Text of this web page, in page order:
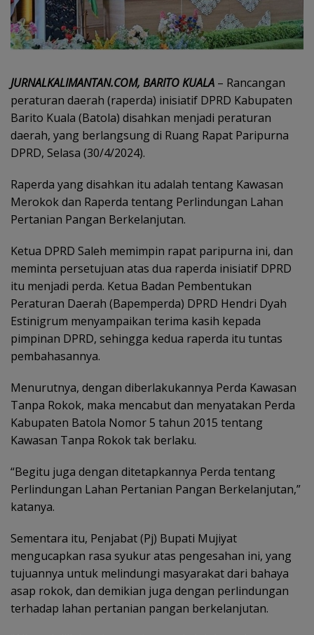
JURNALKALIMANTAN.COM, BARITO KUALA – Rancangan
peraturan daerah (raperda) inisiatif DPRD Kabupaten
Barito Kuala (Batola) disahkan menjadi peraturan
daerah, yang berlangsung di Ruang Rapat Paripurna
DPRD, Selasa (30/4/2024).
Raperda yang disahkan itu adalah tentang Kawasan
Merokok dan Raperda tentang Perlindungan Lahan
Pertanian Pangan Berkelanjutan.
Ketua DPRD Saleh memimpin rapat paripurna ini, dan
meminta persetujuan atas dua raperda inisiatif DPRD
itu menjadi perda. Ketua Badan Pembentukan
Peraturan Daerah (Bapemperda) DPRD Hendri Dyah
Estinigrum menyampaikan terima kasih kepada
pimpinan DPRD, sehingga kedua raperda itu tuntas
pembahasannya.
Menurutnya, dengan diberlakukannya Perda Kawasan
Tanpa Rokok, maka mencabut dan menyatakan Perda
Kabupaten Batola Nomor 5 tahun 2015 tentang
Kawasan Tanpa Rokok tak berlaku.
“Begitu juga dengan ditetapkannya Perda tentang
Perlindungan Lahan Pertanian Pangan Berkelanjutan,”
katanya.
Sementara itu, Penjabat (Pj) Bupati Mujiyat
mengucapkan rasa syukur atas pengesahan ini, yang
tujuannya untuk melindungi masyarakat dari bahaya
asap rokok, dan demikian juga dengan perlindungan
terhadap lahan pertanian pangan berkelanjutan.